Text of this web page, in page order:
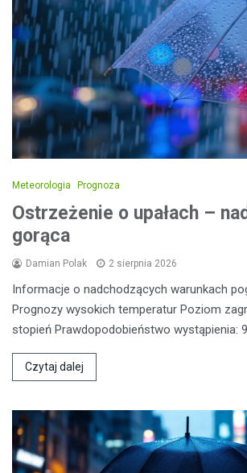
Meteorologia Prognoza
Ostrzeżenie o upałach –
gorąca
Damian Polak 2 sierpnia 2026
Informacje o nadchodzących warunkach
Prognozy wysokich temperatur Poziom
stopień Prawdopodobieństwo wystąpienia:
Czytaj dalej